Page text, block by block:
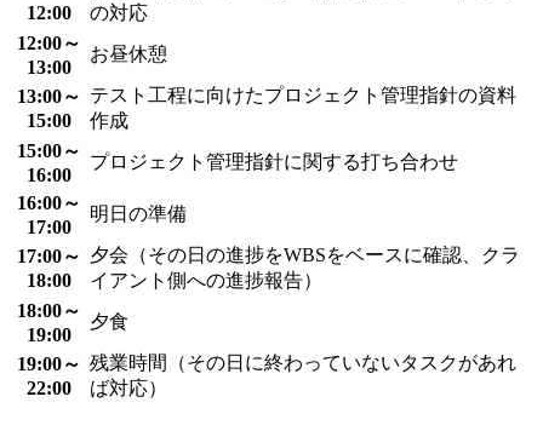
12:00
の対応
12:00～
13:00
お昼休憩
13:00～
15:00
テスト工程に向けたプロジェクト管理指針の資料
作成
15:00～
16:00
プロジェクト管理指針に関する打ち合わせ
16:00～
17:00
明日の準備
17:00～
18:00
夕会（その日の進捗をWBSをベースに確認、クラ
イアント側への進捗報告）
18:00～
19:00
夕食
19:00～
22:00
残業時間（その日に終わっていないタスクがあれ
ば対応）